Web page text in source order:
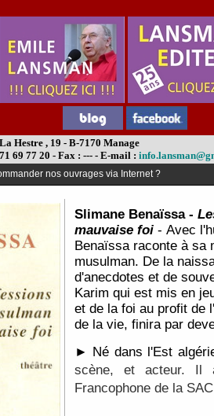
Hestre , 19 - B-7170 Manage
69 77 20 - Fax : --- - E-mail :
nos ouvrages via Internet ?
Slimane Benaïssa -
mauvaise foi - Avec
Benaïssa raconte à sa
musulman. De la
d'anecdotes et de
Karim qui est mis en
et de la foi au profit de
de la vie, finira par
► Né dans l'Est
scène, et acteur.
Il
Francophone de la